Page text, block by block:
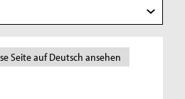
Seite auf Deutsch ansehen